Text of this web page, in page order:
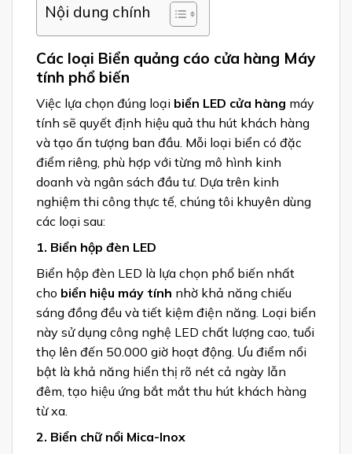
Nội dung chính
Các loại Biển quảng cáo cửa hàng Máy
tính phổ biến
Việc lựa chọn đúng loại biển LED cửa hàng máy
tính sẽ quyết định hiệu quả thu hút khách hàng
và tạo ấn tượng ban đầu. Mỗi loại biển có đặc
điểm riêng, phù hợp với từng mô hình kinh
doanh và ngân sách đầu tư. Dựa trên kinh
nghiệm thi công thực tế, chúng tôi khuyên dùng
các loại sau:
1. Biển hộp đèn LED
Biển hộp đèn LED là lựa chọn phổ biến nhất
cho biển hiệu máy tính nhờ khả năng chiếu
sáng đồng đều và tiết kiệm điện năng. Loại biển
này sử dụng công nghệ LED chất lượng cao, tuổi
thọ lên đến 50.000 giờ hoạt động. Ưu điểm nổi
bật là khả năng hiển thị rõ nét cả ngày lẫn
đêm, tạo hiệu ứng bắt mắt thu hút khách hàng
từ xa.
2. Biển chữ nổi Mica-Inox